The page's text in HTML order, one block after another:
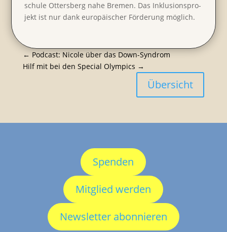
schule Otters­berg nahe Bremen. Das Inklu­si­ons­pro­
jekt ist nur dank europäi­scher Förde­rung möglich.
← Podcast: Nicole über das Down-Syndrom
Hilf mit bei den Special Olympics →
Übersicht
Spenden
Mitglied werden
Newsletter abonnieren